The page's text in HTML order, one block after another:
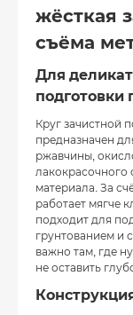
жёсткая
съёма
Для
подготовки
Круг зачистной
предназначен
ржавчины,
лакокрасочного
материала. За
работает мягче
подходит для
грунтованием и
важно там, где
не оставить